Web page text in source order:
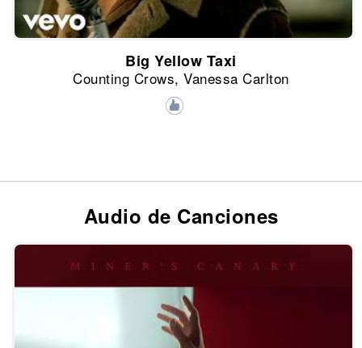
Big Yellow Taxi
Counting Crows, Vanessa Carlton
Audio de Canciones